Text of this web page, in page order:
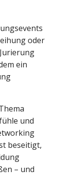
oder
ein
und
beseitigt,
– und